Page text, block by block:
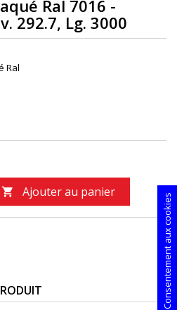
Ral 7016 -
292.7, Lg. 3000
Ral
 Ajouter au panier
Consentement aux cookies